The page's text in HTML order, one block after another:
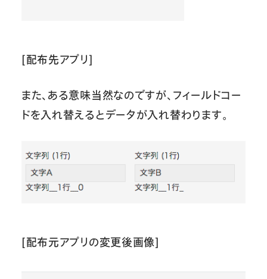
[配布先アプリ]
また、ある意味当然なのですが、フィールドコー
ドを入れ替えるとデータが入れ替わります。
[配布元アプリの変更後画像]